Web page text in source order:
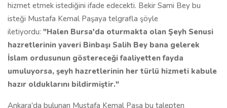
hizmet etmek istediğini ifade edecekti. Bekir Sami Bey bu
isteği Mustafa Kemal Paşaya telgrafla şöyle
iletiyordu: "Halen Bursa'da oturmakta olan Şeyh Senusi
hazretlerinin yaveri Binbaşı Salih Bey bana gelerek
İslam ordusunun göstereceği faaliyetten fayda
umuluyorsa, şeyh hazretlerinin her türlü hizmeti kabule
hazır olduklarını bildirmiştir."
Ankara'da bulunan Mustafa Kemal Paşa bu talepten